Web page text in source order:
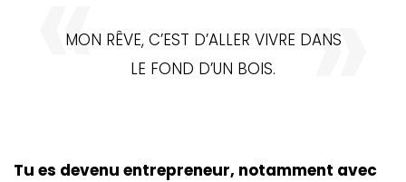
MON RÊVE, C’EST D’ALLER VIVRE DANS
LE FOND D’UN BOIS.
Tu es devenu entrepreneur, notamment avec